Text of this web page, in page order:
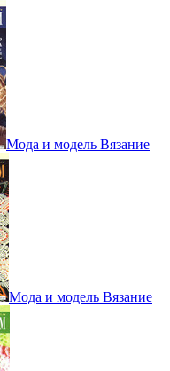
Мода и модель Вязание
Мода и модель Вязание